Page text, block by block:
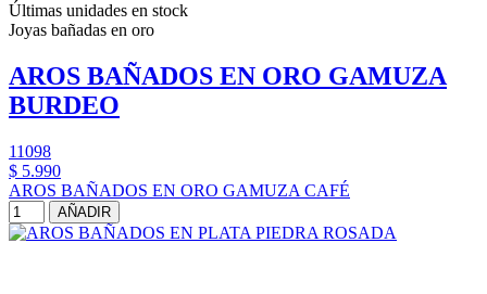
Últimas unidades en stock
Joyas bañadas en oro
AROS BAÑADOS EN ORO GAMUZA
BURDEO
11098
$ 5.990
AROS BAÑADOS EN ORO GAMUZA CAFÉ
AÑADIR